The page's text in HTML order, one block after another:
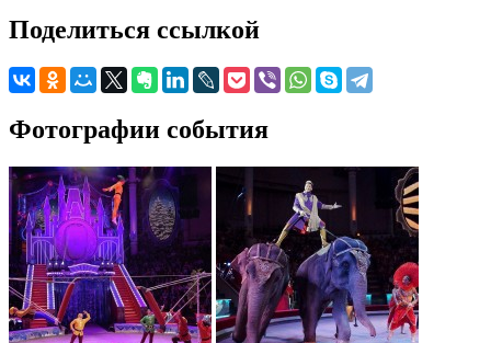
Поделиться ссылкой
Фотографии события